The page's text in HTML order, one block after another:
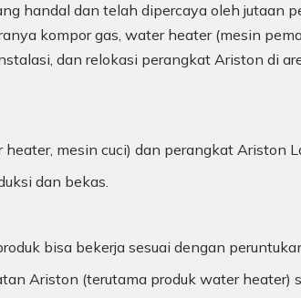
handal dan telah dipercaya oleh jutaan
kompor gas, water heater (mesin
dan relokasi perangkat Ariston di
mesin cuci) dan perangkat Ariston
dan bekas.
bisa bekerja sesuai dengan
Ariston (terutama produk water heater)